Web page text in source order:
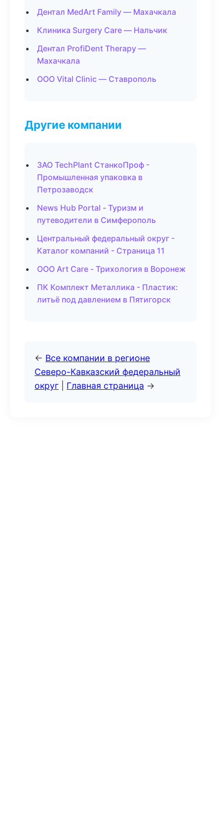
Дентал MedArt Family — Махачкала
Клиника Surgery Care — Нальчик
Дентал ProfiDent Therapy —
Махачкала
ООО Vital Clinic — Ставрополь
Другие компании
ЗАО TechPlant СтанкоПроф -
Промышленная упаковка в
Петрозаводск
News Hub Portal - Туризм и
путеводители в Симферополь
Центральный федеральный округ -
Каталог компаний - Страница 11
ООО Art Care - Трихология в Воронеж
ПК Комплект Металлика - Пластик:
литьё под давлением в Пятигорск
← Все компании в регионе
Северо-Кавказский федеральный
округ
Главная страница →